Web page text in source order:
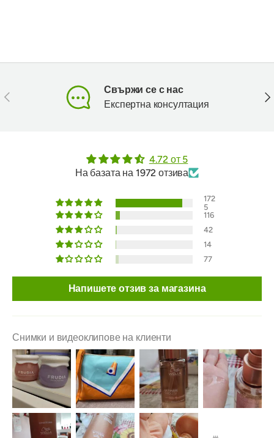
Предишен
Свържи се с нас
Експертна консултация
4.72 от 5
На базата на 1972 отзива
172
5
116
42
14
77
Напишете отзив за магазина
Снимки и видеоклипове на клиенти